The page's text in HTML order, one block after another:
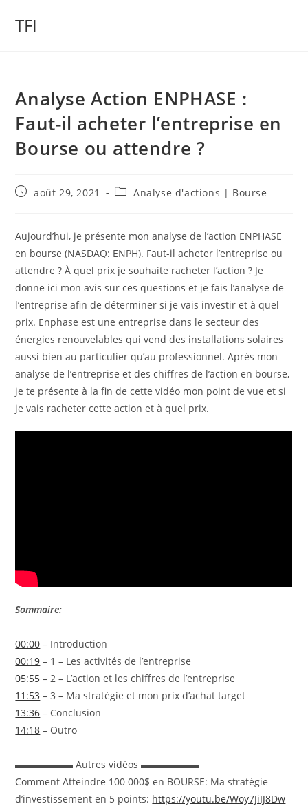
TFI
Analyse Action ENPHASE :
Faut-il acheter l’entreprise en
Bourse ou attendre ?
Publication
août 29, 2021
PostAnalyse d'actions | Bourse
Aujourd’hui, je présente mon analyse de l’action ENPHASE
en bourse (NASDAQ: ENPH). Faut-il acheter l’entreprise ou
attendre ? À quel prix je souhaite racheter l’action ? Je
donne ici mon avis sur ces questions et je fais l’analyse de
l’entreprise afin de déterminer si je vais investir et à quel
prix. Enphase est une entreprise dans le secteur des
énergies renouvelables qui vend des installations solaires
aussi bien au particulier qu’au professionnel. Après mon
analyse de l’entreprise et des chiffres de l’action en bourse,
je te présente à la fin de cette vidéo mon point de vue et si
je vais racheter cette action et à quel prix.
Sommaire:
00:00 – Introduction
00:19 – 1 – Les activités de l’entreprise
05:55 – 2 – L’action et les chiffres de l’entreprise
11:53 – 3 – Ma stratégie et mon prix d’achat target
13:36 – Conclusion
14:18 – Outro
▬▬▬▬▬▬ Autres vidéos ▬▬▬▬▬▬
Comment Atteindre 100 000$ en BOURSE: Ma stratégie
d’investissement en 5 points: https://youtu.be/Woy7JiIJ8Dw